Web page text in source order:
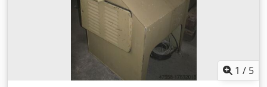
1 / 5